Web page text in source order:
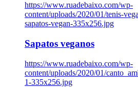
https://www.ruadebaixo.com/wp-
content/uploads/2020/01/tenis-
sapatos-vegan-335x256.jpg
Sapatos veganos
https://www.ruadebaixo.com/wp-
content/uploads/2020/01/
1-335x256.jpg